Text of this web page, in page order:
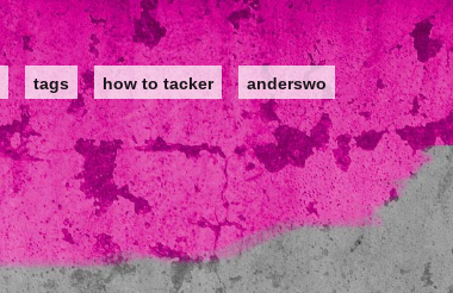
tags how to tacker anderswo